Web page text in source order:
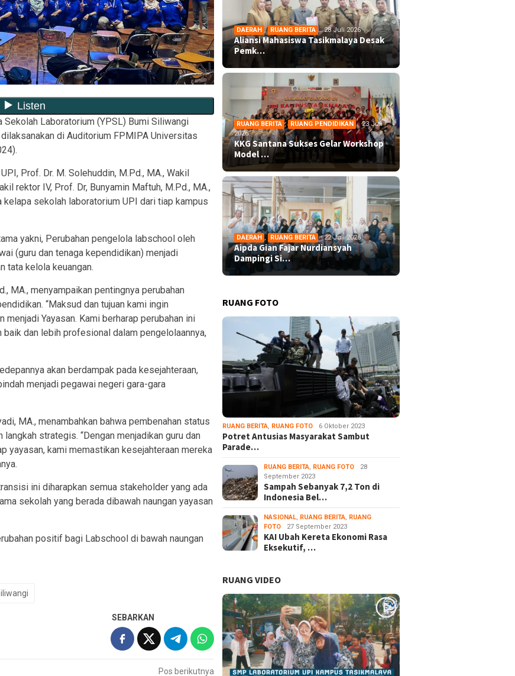
Sekolah Laboratorium (YPSL) Bumi Siliwangi
di Auditorium FPMIPA Universitas
Prof. Dr. M. Solehuddin, M.Pd., MA., Wakil
rektor IV, Prof. Dr, Bunyamin Maftuh, M.Pd., MA.,
kelapa sekolah laboratorium UPI dari tiap kampus
yakni, Perubahan pengelola labschool oleh
(guru dan tenaga kependidikan) menjadi
tata kelola keuangan.
MA., menyampaikan pentingnya perubahan
“Maksud dan tujuan kami ingin
Yayasan. Kami berharap perubahan ini
dan lebih profesional dalam pengelolaannya,
akan berdampak pada kesejahteraan,
menjadi pegawai negeri gara-gara
MA., menambahkan bahwa pembenahan status
strategis. “Dengan menjadikan guru dan
yayasan, kami memastikan kesejahteraan mereka
ini diharapkan semua stakeholder yang ada
sekolah yang berada dibawah naungan yayasan
positif bagi Labschool di bawah naungan
SEBARKAN
Pos berikutnya
DAERAH , RUANG BERITA 28 Juli 2026
Aliansi Mahasiswa Tasikmalaya Desak
Pemk…
RUANG BERITA , RUANG PENDIDIKAN
23 Juli
2026
KKG Santana Sukses Gelar Workshop
Model …
DAERAH , RUANG BERITA 22 Juli 2026
Aipda Gian Fajar Nurdiansyah
Dampingi Si…
RUANG FOTO
RUANG BERITA, RUANG FOTO 6 Oktober 2023
Potret Antusias Masyarakat Sambut
Parade…
RUANG BERITA, RUANG FOTO
28
September 2023
Sampah Sebanyak 7,2 Ton di
Indonesia Bel…
NASIONAL, RUANG BERITA, RUANG
FOTO
27 September 2023
KAI Ubah Kereta Ekonomi Rasa
Eksekutif, …
RUANG VIDEO